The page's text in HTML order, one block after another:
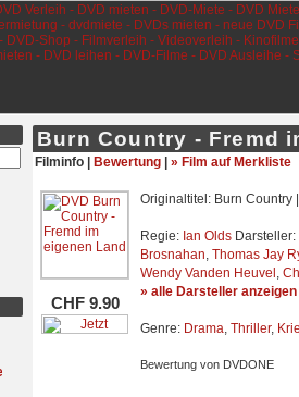
Burn Country - Fremd
Filminfo | Bewertung » Film auf Merkliste
CHF 9.90
Originaltitel: Burn Country
Regie: Ian Olds Darsteller:
Brosnahan, Thomas Jay
Wendy Vanden Heuvel ,
» alle Darsteller anzeigen
Genre: Drama, Thriller,
Bewertung von DVDONE